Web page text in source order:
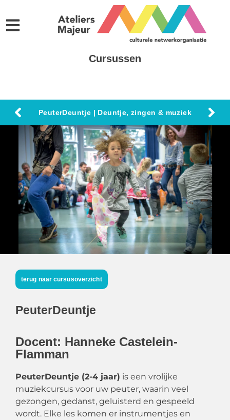
Cursussen
PeuterDeuntje | Deuntje, zingen & muziek
terug naar cursusoverzicht
PeuterDeuntje
Docent: Hanneke Castelein-
Flamman
PeuterDeuntje (2-4 jaar) is een vrolijke
muziekcursus voor uw peuter, waarin veel
gezongen, gedanst, geluisterd en gespeeld
wordt. Elke les komen er instrumentjes en